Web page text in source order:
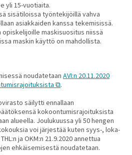
yli 15-vuotiaita.
sisätiloissa työntekijöillä vahva
asiakkaiden kanssa tekemisissä.
opiskelijoille maskisuositus niissä
maskin käyttö on mahdollista.
noudatetaan AVI:n 20.11.2020
.
säilytti ennallaan
kokoontumisrajoituksista
alueella. Joulukuussa yli 50 hengen
voi järjestää kuten syys-, loka-
ja OKM:n 21.9.2020 annettua
ehkäisemisestä noudatetaan.